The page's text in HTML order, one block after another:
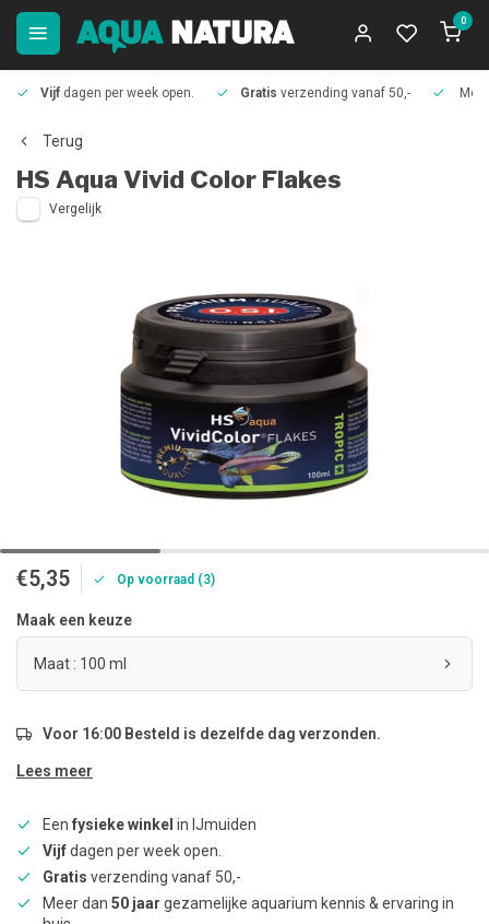
0
Vijf dagen per week open. Gratis verzending vanaf 50,-
Terug
HS Aqua Vivid Color Flakes
Vergelijk
€5,35 Op voorraad (3)
Maak een keuze
Maat : 100 ml
Voor 16:00 Besteld is dezelfde dag verzonden.
Lees meer
Een fysieke winkel in IJmuiden
Vijfdagen per week open.
Gratis verzending vanaf 50,-
Meer dan 50 jaar gezamelijke aquarium kennis & ervaring in